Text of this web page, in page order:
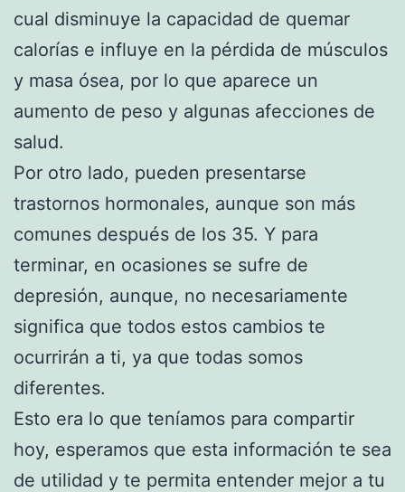
cual disminuye la capacidad de quemar
calorías e influye en la pérdida de músculos
y masa ósea, por lo que aparece un
aumento de peso y algunas afecciones de
salud.
Por otro lado, pueden presentarse
trastornos hormonales, aunque son más
comunes después de los 35. Y para
terminar, en ocasiones se sufre de
depresión, aunque, no necesariamente
significa que todos estos cambios te
ocurrirán a ti, ya que todas somos
diferentes.
Esto era lo que teníamos para compartir
hoy, esperamos que esta información te sea
de utilidad y te permita entender mejor a tu